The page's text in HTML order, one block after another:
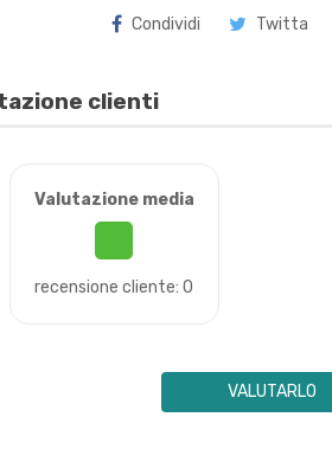
Condividi Twitta
clienti
Valutazione media
recensione cliente: 0
VALUTARLO